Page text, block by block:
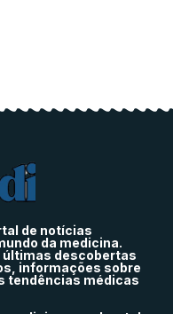
de notícias
da medicina.
últimas descobertas
informações sobre
tendências médicas